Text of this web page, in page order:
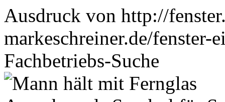
Ausdruck von http://
markeschreiner.de/fenster-
Fachbetriebs-Suche